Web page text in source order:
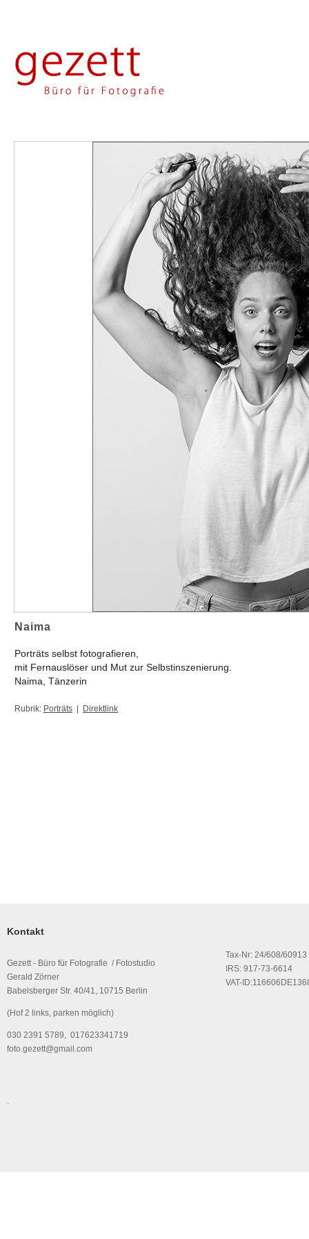
Naima
Porträts selbst fotografieren,
mit Fernauslöser und Mut zur Selbstinszenierung.
Naima, Tänzerin
Rubrik: Porträts Direktlink
Kontakt
Gezett - Büro für Fotografie / Fotostudio
Gerald Zörner
Babelsberger Str. 40/41, 10715 Berlin
(Hof 2 links, parken möglich)
030 2391 5789, 017623341719
foto.gezett@gmail.com
Tax-Nr: 24/608/60913
IRS: 917-73-6614
VAT-
.